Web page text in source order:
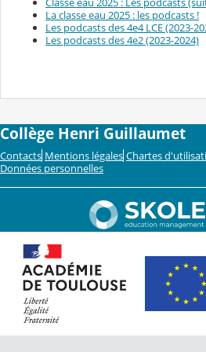
La classe eau 2025 : les podcasts !
Les podcasts des 4e4 LCE (2023-
Les podcasts des 4e2 (2023-2024)
Collège Henri Guillaumet
Contacts Mentions légales Chartes
Données personnelles